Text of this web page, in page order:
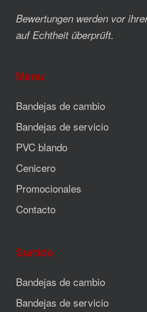
Bewertungen werden vor
auf Echtheit überprüft.
Menu
Bandejas de cambio
Bandejas de servicio
PVC blando
Cenicero
Promocionales
Contacto
Surtido
Bandejas de cambio
Bandejas de servicio